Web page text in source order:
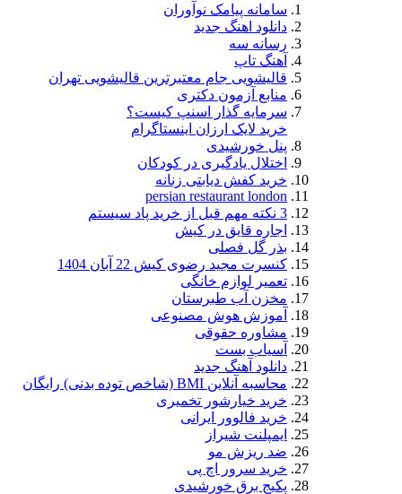
سامانه پیامک نوآوران
دانلود اهنگ جدید
رسانه سه
آهنگ تاپ
قالیشویی جام معتبرترین قالیشویی تهران
منابع آزمون دکتری
سرمایه گذار اسنپ کیست؟
خرید لایک ارزان اینستاگرام
پنل خورشیدی
اختلال یادگیری در کودکان
خرید کفش دیابتی زنانه
persian restaurant london
3 نکته مهم قبل از خرید پاد سیستم
اجاره قایق در کیش
بذر گل فصلی
کنسرت مجید رضوی کیش 22 آبان 1404
تعمیر لوازم خانگی
مخزن آب طبرستان
آموزش هوش مصنوعی
مشاوره حقوقی
آسیاب بست
دانلود آهنگ جدید
محاسبه آنلاین BMI (شاخص توده بدنی) رایگان
خرید خیارشور تخمیری
خرید فالوور ایرانی
ایمپلنت شیراز
ضد ریزش مو
خرید سرور اچ پی
پکیج برق خورشیدی